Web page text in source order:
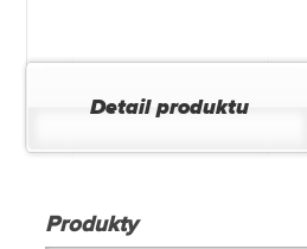
Detail produktu
Produkty